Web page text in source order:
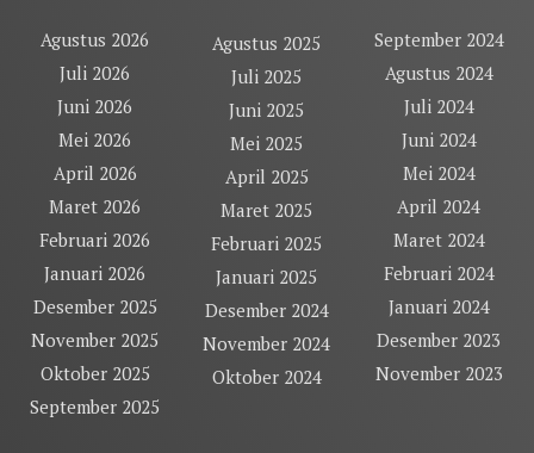
Agustus 2026
Juli 2026
Juni 2026
Mei 2026
April 2026
Maret 2026
Februari 2026
Januari 2026
Desember 2025
November 2025
Oktober 2025
September 2025
Agustus 2025
Juli 2025
Juni 2025
Mei 2025
April 2025
Maret 2025
Februari 2025
Januari 2025
Desember 2024
November 2024
Oktober 2024
September 2024
Agustus 2024
Juli 2024
Juni 2024
Mei 2024
April 2024
Maret 2024
Februari 2024
Januari 2024
Desember 2023
November 2023